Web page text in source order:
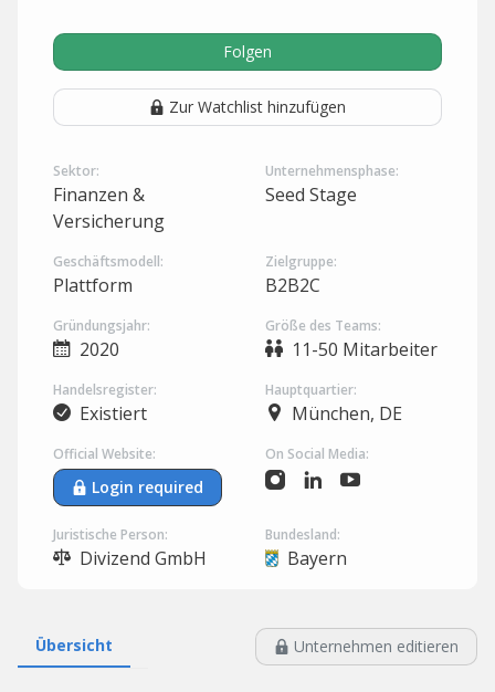
Folgen
Zur Watchlist hinzufügen
Sektor:
Finanzen &
Versicherung
Unternehmensphase:
Seed Stage
Geschäftsmodell:
Plattform
Zielgruppe:
B2B2C
Gründungsjahr:
2020
Größe des Teams:
11-50 Mitarbeiter
Handelsregister:
Existiert
Hauptquartier:
München, DE
Official Website:
Login required
On Social Media:
Juristische Person:
Divizend GmbH
Bundesland:
Bayern
Übersicht Unternehmen editieren